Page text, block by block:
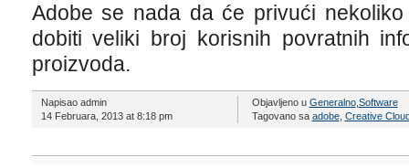
Adobe se nada da će privući
dobiti veliki broj korisnih povratnih
proizvoda.
Napisao admin
14 Februara, 2013 at 8:18 pm
Objavljeno u Generalno, Software
Tagovano sa adobe, Creative